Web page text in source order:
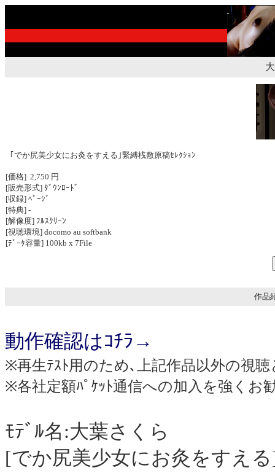
｢でか尻美少女にお灸をすえる｣緊縛桟敷原稿ｾﾚｸｼｮﾝ
[価格] 2,750 円
[販売形式] ﾀﾞｳﾝﾛｰﾄﾞ
[収録] ﾍﾟｰｼﾞ
[特典] -
[解像度] ﾌﾙｽｸﾘｰﾝ
[視聴環境] docomo au softbank
[ﾃﾞｰﾀ容量] 100kb x 7File
作品
動作確認はｺﾁﾗ→
※再生ﾃｽﾄ用のため､上記作品以外の視
※各社定額ﾊﾟｹｯﾄ通信への加入を強くお
ﾓﾃﾞﾙ名:大葉さくら
[でか尻美少女にお灸をすえ